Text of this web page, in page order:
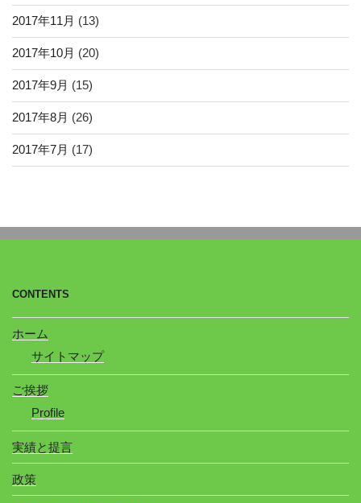
2017年11月 (13)
2017年10月 (20)
2017年9月 (15)
2017年8月 (26)
2017年7月 (17)
CONTENTS
ホーム
サイトマップ
ご挨拶
Profile
実績と提言
政策